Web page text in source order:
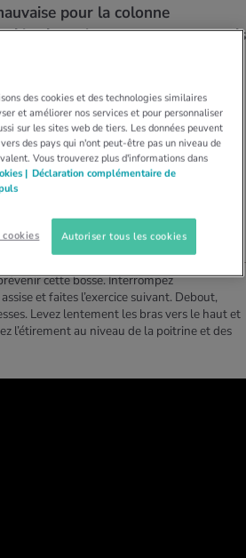
ALIMENTATION
MOUVEMENT
de calories
RELAXATION
MÉDECINE
SERVICEpour la colonne
le signe de pectoraux raccourcis
manque de force.
Lang
PERSONNEL CHEZ SALUTACOACH
cette bosse. Interrompez
et faites l’exercice suivant. Debout,
Levez lentement les bras vers le haut et
l’étirement au niveau de la poitrine et des
des cookies et des technologies similaires
et améliorer nos services et pour personnaliser
sur les sites web de tiers. Les données peuvent
des pays qui n'ont peut-être pas un niveau de
Vous trouverez plus d'informations dans
| Déclaration complémentaire de
Autoriser tous les cookies